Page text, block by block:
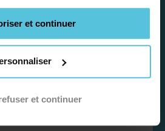
et continuer
et continuer
nous organisons votre
en fonction de votre profil,
et votre flexibilité.